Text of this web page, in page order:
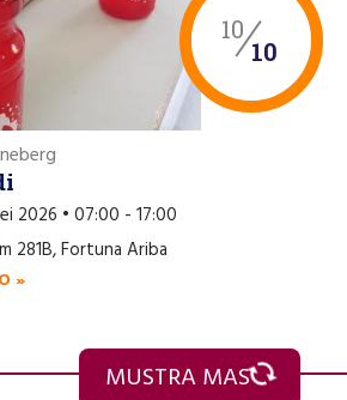
10
10
2026 • 07:00 - 17:00
281B, Fortuna Ariba
»
MUSTRA MAS